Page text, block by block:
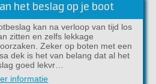
het beslag op je boot
kan na verloop van tijd los
zitten en zelfs lekkage
Zeker op boten met een
dek is het van belang dat al het
goed lekvr…
informatie